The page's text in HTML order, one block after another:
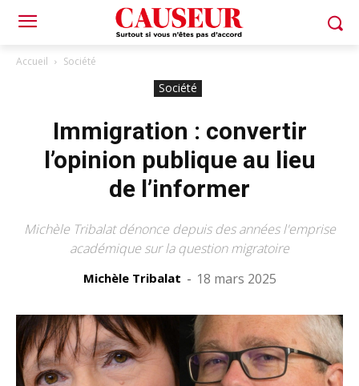
Accueil Société
Société
Immigration : convertir
l’opinion publique au lieu
de l’informer
Michèle Tribalat dénonce depuis des années l'emprise
académique sur la question migratoire
Michèle Tribalat - 18 mars 2025